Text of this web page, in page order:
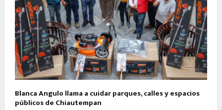
Blanca Angulo llama a cuidar parques, calles y espacios
públicos de Chiautempan